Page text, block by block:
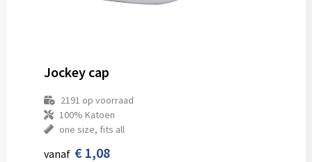
Jockey cap
2191 op voorraad
100% Katoen
one size, fits all
vanaf € 1,08